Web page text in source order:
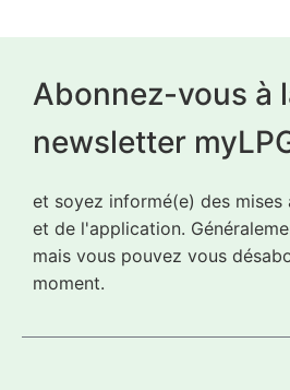
Abonnez-vous à
newsletter
et soyez informé(e) des mises
et de l'application.
mais vous pouvez vous
moment.